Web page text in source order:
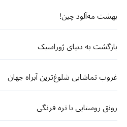
بهشت مه‌آلود چین!
بازگشت به دنیای ژوراسیک
غروب تماشایی شلوغ‌ترین آبراه جهان
رونق روستایی با تره فرنگی